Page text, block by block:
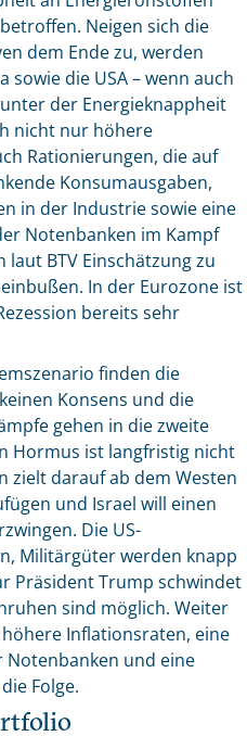
Neigen sich die
dem Ende zu, werden
sowie die USA – wenn auch
der Energieknappheit
nicht nur höhere
Rationierungen, die auf
Konsumausgaben,
in der Industrie sowie eine
Notenbanken im Kampf
BTV Einschätzung zu
In der Eurozone ist
bereits sehr
finden die
Konsens und die
gehen in die zweite
Hormus ist langfristig nicht
zielt darauf ab dem Westen
und Israel will einen
Die US-
Militärgüter werden knapp
Präsident Trump schwindet
sind möglich. Weiter
Inflationsraten, eine
und eine
Folge.